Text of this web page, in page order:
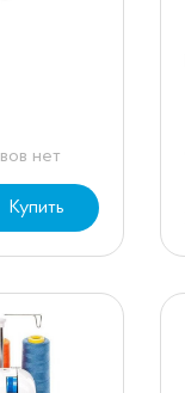
нет
Купить